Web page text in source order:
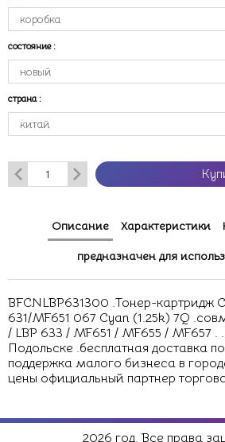
состояние :
страна :
Описание Характеристики
предназначен для
BFCNLBP631300 .Тонер-картридж
631/MF651 067 Cyan (1.25k) 7Q
/ LBP 633 / MF651 / MF655 / MF657 .
Подольске .бесплатная доставка
поддержка малого бизнеса в
цены официальный партнер
2026 год. Все права